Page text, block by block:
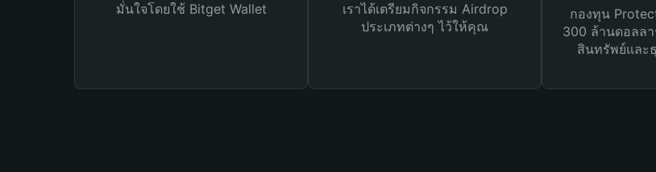
มั่นใจโดยใช้ Bitget Wallet
เราได้เตรียมกิจกรรม Airdrop
ประเภทต่างๆ ไว้ให้คุณ
กองทุน
300 ล้านดอลล
สินทรัพย์และ